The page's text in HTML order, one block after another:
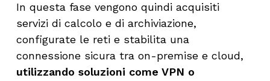
In questa fase vengono quindi acquisiti
servizi di calcolo e di archiviazione,
configurate le reti e stabilita una
connessione sicura tra on-premise e cloud,
utilizzando soluzioni come VPN o